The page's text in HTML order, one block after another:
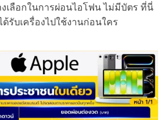
เลือกในการผ่อนไอโฟน ไม่มีบัตร ที่นี่
บเครื่องไปใช้งานก่อนใคร